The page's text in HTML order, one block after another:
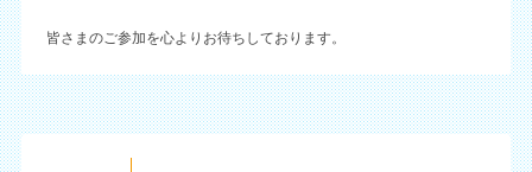
皆さまのご参加を心よりお待ちしております。